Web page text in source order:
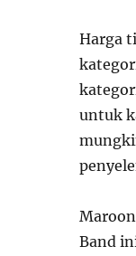
Harga
untuk
Band